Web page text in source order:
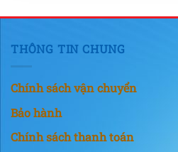
THÔNG TIN CHUNG
Chính sách vận chuyển
Bảo hành
Chính sách thanh toán